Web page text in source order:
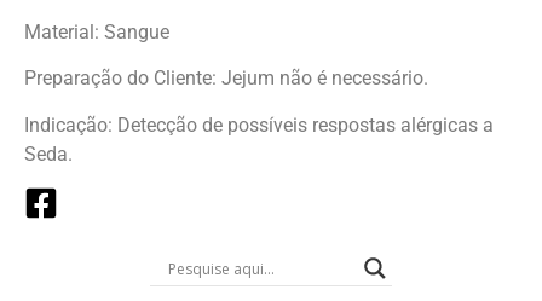
Material: Sangue
Preparação do Cliente: Jejum não é necessário.
Indicação: Detecção de possíveis respostas alérgicas a
Seda.